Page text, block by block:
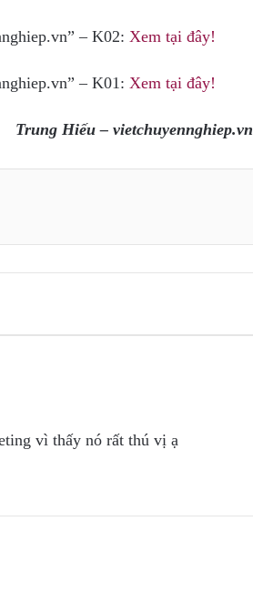
– K02: Xem tại đây!
– K01: Xem tại đây!
Trung Hiếu – vietchuyennghiep.vn
vì thấy nó rất thú vị ạ